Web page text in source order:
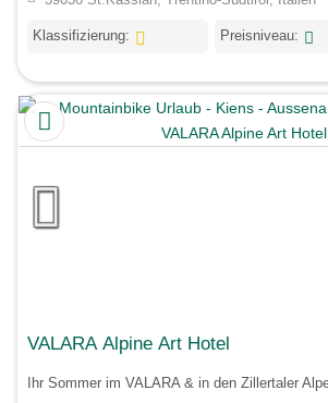
Klassifizierung: Preisniveau:
VALARA Alpine Art Hotel
Ihr Sommer im VALARA & in den Zillertaler